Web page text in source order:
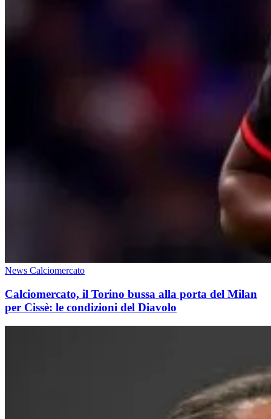
News Calciomercato
Calciomercato, il Torino bussa alla porta del Milan
per Cissè: le condizioni del Diavolo